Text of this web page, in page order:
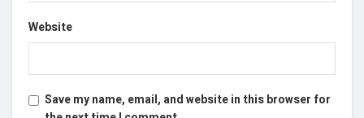
Website
Save my name, email, and website in this browser for